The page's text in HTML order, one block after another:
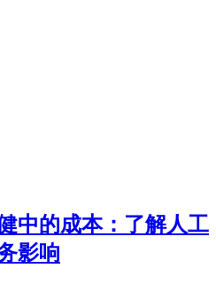
中的成本：了解人工
影响